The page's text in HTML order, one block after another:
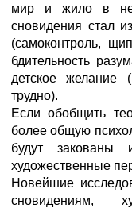
мир и жило в
сновидения стал
(самоконтроль,
бдительность
детское желание
трудно).
Если обобщить
более общую
будут
художественные
Новейшие
сновидениям,